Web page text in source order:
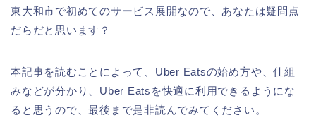
東大和市で初めてのサービス展開なので、あなたは疑問点
だらだと思います？
本記事を読むことによって、Uber Eatsの始め方や、仕組
みなどが分かり、Uber Eatsを快適に利用できるようにな
ると思うので、最後まで是非読んでみてください。